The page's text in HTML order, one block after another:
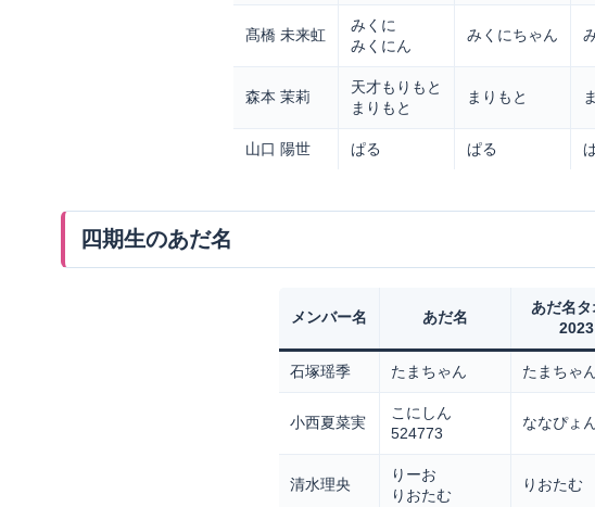
髙橋 未来虹
みくに
みくにん
みくにちゃん
森本 茉莉
天才もりもと
まりもと
まりもと
山口 陽世 ぱる ぱる
四期生のあだ名
メンバー名 あだ名
あだ名タ
2023
石塚瑶季 たまちゃん たまちゃ
小西夏菜実
こにしん
524773
ななぴょ
清水理央
りーお
りおたむ
りおたむ